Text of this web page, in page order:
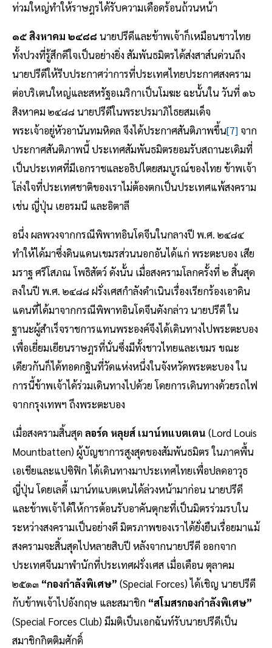
ท่วมใหญ่ทำให้ราษฎรได้รับความเดือดร้อนถ้วนหน้า
๑๕ สิงหาคม ๒๔๘๘ นายปรีดีและข้าพเจ้าก็เหมือนชาวไทย
ทั้งปวงที่รู้สึกดีใจเป็นอย่างยิ่ง สัมพันธมิตรได้ส่งสาส์นด่วนถึง
นายปรีดีให้รีบประกาศว่าการที่ประเทศไทยประกาศสงคราม
ต่อบริเตนใหญ่และสหรัฐอเมริกาเป็นโมฆะ ฉะนั้นใน วันที่ ๑๖
สิงหาคม ๒๔๘๘ นายปรีดีในพระปรมาภิไธยสมเด็จ
พระเจ้าอยู่หัวอานันทมหิดล จึงได้ประกาศสันติภาพขึ้น[7] จาก
ประกาศสันติภาพนี้ ประเทศสัมพันธมิตรยอมรับสถานะเดิมที่
เป็นประเทศที่มีเอกราชและอธิปไตยสมบูรณ์ของไทย ข้าพเจ้า
โล่งใจที่ประเทศชาติของเราไม่ต้องตกเป็นประเทศแพ้สงคราม
เช่น ญี่ปุ่น เยอรมนี และอิตาลี
อนึ่ง ผลพวงจากกรณีพิพาทอินโดจีนในกลางปี พ.ศ. ๒๔๘๔
ทำให้ได้มาซึ่งดินแดนเขมรส่วนนอกอันได้แก่ พระตะบอง เสีย
มราฐ ศรีโสภณ โพธิสัตว์ ดังนั้น เมื่อสงครามโลกครั้งที่ ๒ สิ้นสุด
ลงในปี พ.ศ. ๒๔๘๘ ฝรั่งเศสกำลังดำเนินเรื่องเรียกร้องเอาดิน
แดนที่ได้มาจากกรณีพิพาทอินโดจีนดังกล่าว นายปรีดี ใน
ฐานะผู้สำเร็จราชการแทนพระองค์จึงได้เดินทางไปพระตะบอง
เพื่อเยี่ยมเยียนราษฎรที่นั่นซึ่งมีทั้งชาวไทยและเขมร ขณะ
เดียวกันก็ได้ทอดกฐินที่วัดแห่งหนึ่งในจังหวัดพระตะบอง ใน
การนี้ข้าพเจ้าได้ร่วมเดินทางไปด้วย โดยการเดินทางด้วยรถไฟ
จากกรุงเทพฯ ถึงพระตะบอง
เมื่อสงครามสิ้นสุดลอร์ด หลุยส์ เมาน์ทแบตเตน (Lord Louis
Mountbatten) ผู้บัญชาการสูงสุดของสัมพันธมิตร ในภาคพื้น
เอเชียและแปซิฟิก ได้เดินทางมาประเทศไทยเพื่อปลดอาวุธ
ญี่ปุ่น โดยเลดี้ เมาน์ทแบตเตนได้ล่วงหน้ามาก่อน นายปรีดี
และข้าพเจ้าได้ให้การต้อนรับอาคันตุกะที่เป็นมิตรร่วมรบใน
ระหว่างสงครามเป็นอย่างดี มิตรภาพของเราได้ยั่งยืนเรื่อยมาแม้
สงครามจะสิ้นสุดไปหลายสิบปี หลังจากนายปรีดี ออกจาก
ประเทศจีนมาพำนักที่ประเทศฝรั่งเศส เมื่อเดือน ตุลาคม
๒๕๑๓ “กองกำลังพิเศษ” (Special Forces) ได้เชิญ นายปรีดี
กับข้าพเจ้าไปอังกฤษ และสมาชิก “สโมสรกองกำลังพิเศษ”
(Special Forces Club) มีมติเป็นเอกฉันท์รับนายปรีดีเป็น
สมาชิกกิตติมศักดิ์